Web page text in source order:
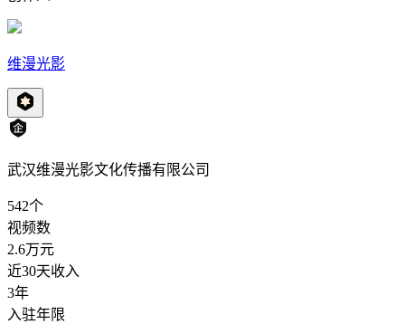
维漫光影
武汉维漫光影文化传播有限公司
542个
视频数
2.6万元
近30天收入
3年
入驻年限